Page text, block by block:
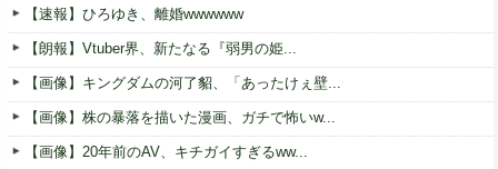
【速報】ひろゆき、離婚wwwwww
【朗報】Vtuber界、新たなる『弱男の姫...
【画像】キングダムの河了貂、「あったけぇ壁...
【画像】株の暴落を描いた漫画、ガチで怖いw...
【画像】20年前のAV、キチガイすぎるww...